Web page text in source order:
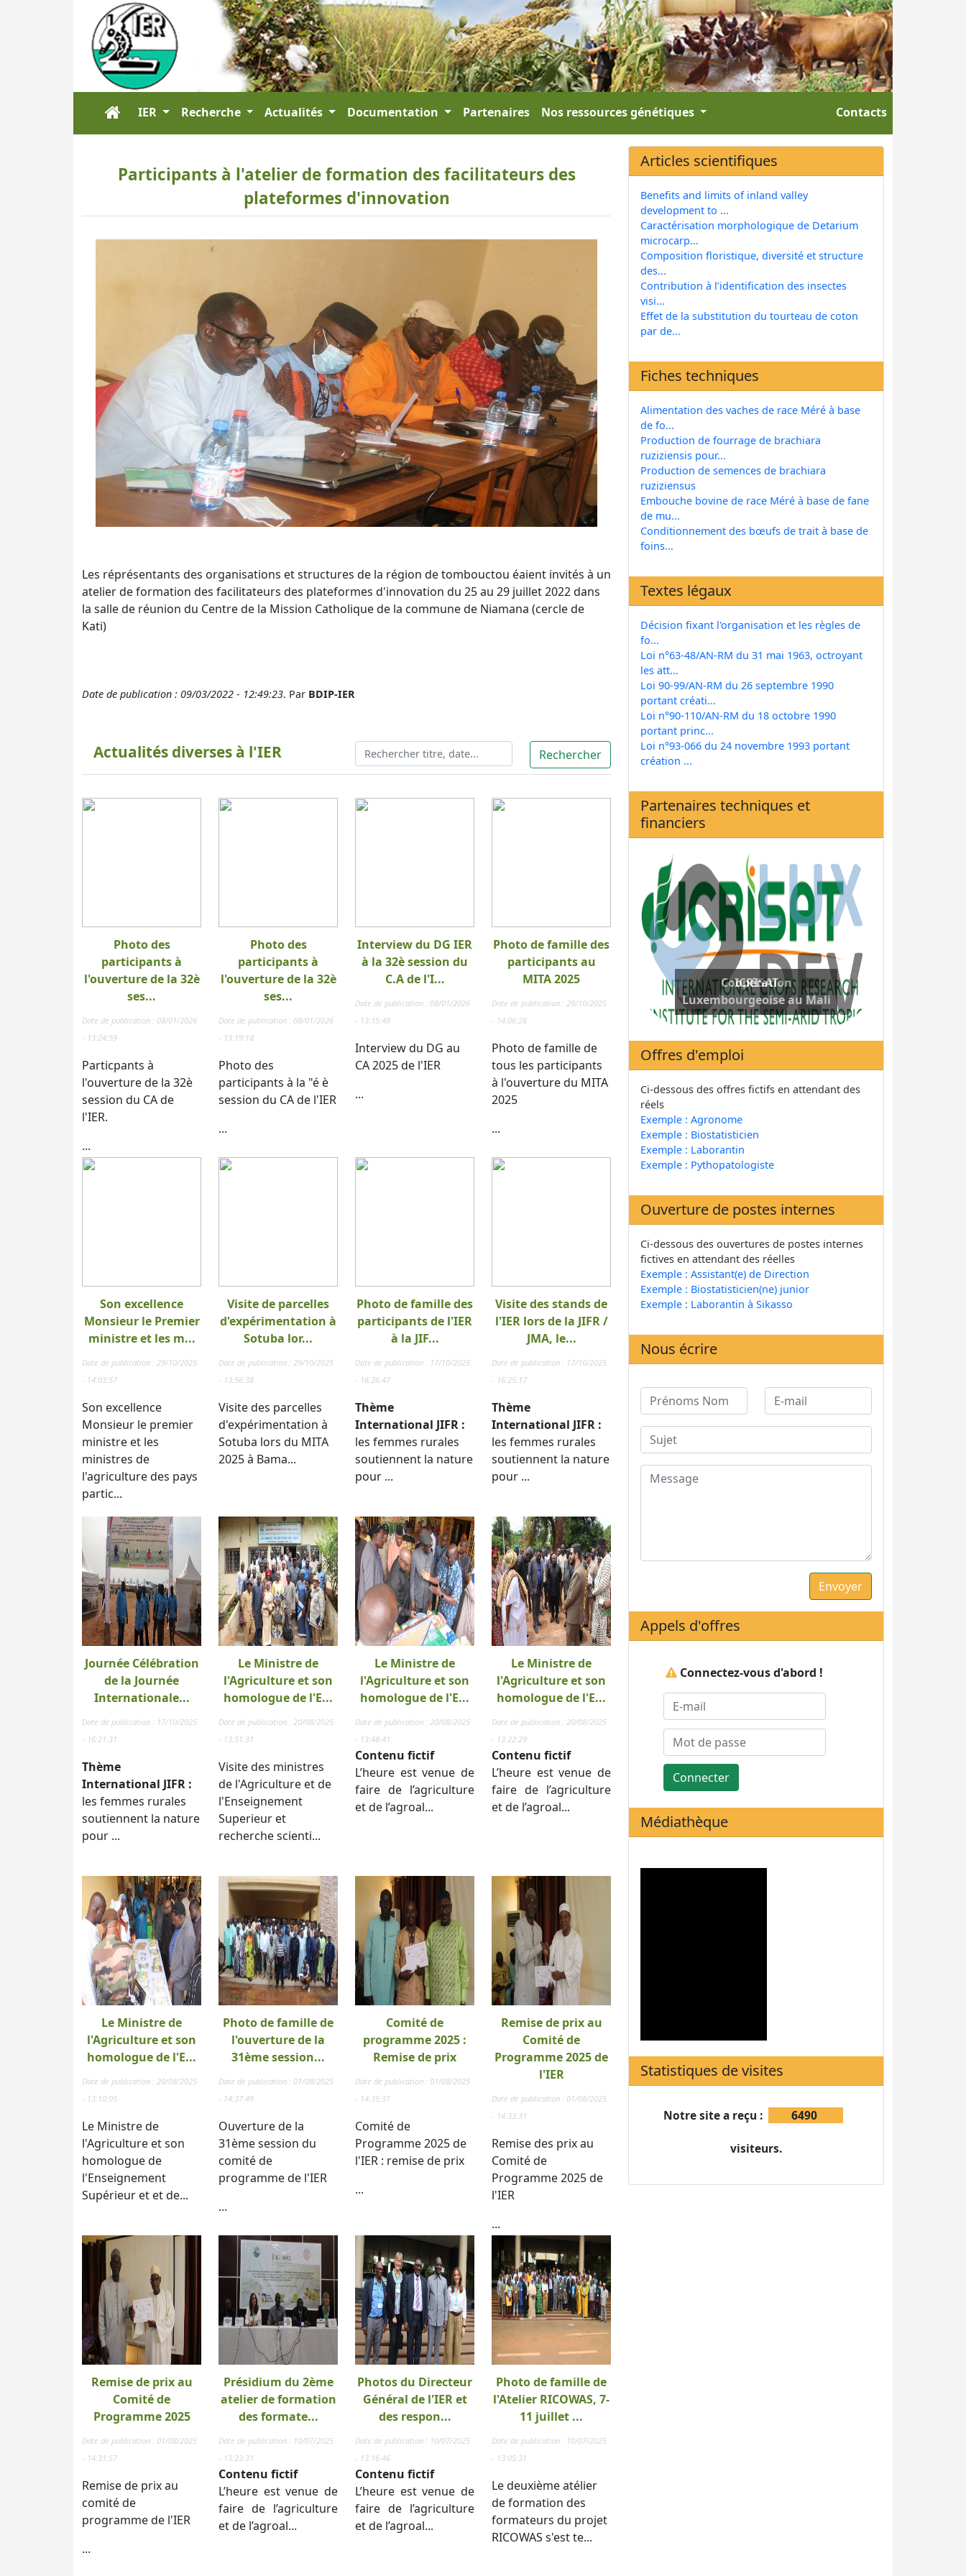
IER Recherche Actualités Documentation Partenaires Nos ressources génétiques Contacts
Participants à l'atelier de formation des facilitateurs des
plateformes d'innovation
Les réprésentants des organisations et structures de la région de tombouctou éaient invités à un
atelier de formation des facilitateurs des plateformes d'innovation du 25 au 29 juillet 2022 dans
la salle de réunion du Centre de la Mission Catholique de la commune de Niamana (cercle de
Kati)
Date de publication : 09/03/2022 - 12:49:23. Par BDIP-IER
Actualités diverses à l'IER
Photo des
participants à
l'ouverture de la 32è
ses...
Date de publication : 08/01/2026
- 13:24:59
Particpants à
l'ouverture de la 32è
session du CA de
l'IER.
...
Photo des
participants à
l'ouverture de la 32è
ses...
Date de publication : 08/01/2026
- 13:19:18
Photo des
participants à la "é è
session du CA de l'IER
...
Interview du DG IER
à la 32è session du
C.A de l'I...
Date de publication : 08/01/2026
- 13:15:49
Interview du DG au
CA 2025 de l'IER
...
Photo de famille des
participants au
MITA 2025
Date de publication : 29/10/2025
- 14:06:28
Photo de famille de
tous les participants
à l'ouverture du MITA
2025
...
Son excellence
Monsieur le Premier
ministre et les m...
Date de publication : 29/10/2025
- 14:03:57
Son excellence
Monsieur le premier
ministre et les
ministres de
l'agriculture des pays
partic...
Visite de parcelles
d'expérimentation à
Sotuba lor...
Date de publication : 29/10/2025
- 13:56:38
Visite des parcelles
d'expérimentation à
Sotuba lors du MITA
2025 à Bama...
Photo de famille des
participants de l'IER
à la JIF...
Date de publication : 17/10/2025
- 16:26:47
Thème
International JIFR :
les femmes rurales
soutiennent la nature
pour ...
Visite des stands de
l'IER lors de la JIFR /
JMA, le...
Date de publication : 17/10/2025
- 16:25:17
Thème
International JIFR :
les femmes rurales
soutiennent la nature
pour ...
Journée Célébration
de la Journée
Internationale...
Date de publication : 17/10/2025
- 16:21:31
Thème
International JIFR :
les femmes rurales
soutiennent la nature
pour ...
Le Ministre de
l'Agriculture et son
homologue de l'E...
Date de publication : 20/08/2025
- 13:51:31
Visite des ministres
de l'Agriculture et de
l'Enseignement
Superieur et
recherche scienti...
Le Ministre de
l'Agriculture et son
homologue de l'E...
Date de publication : 20/08/2025
- 13:48:41
Contenu fictif
L’heure est venue de
faire de l’agriculture
et de l’agroal...
Le Ministre de
l'Agriculture et son
homologue de l'E...
Date de publication : 20/08/2025
- 13:22:29
Contenu fictif
L’heure est venue de
faire de l’agriculture
et de l’agroal...
Le Ministre de
l'Agriculture et son
homologue de l'E...
Date de publication : 20/08/2025
- 13:10:05
Le Ministre de
l'Agriculture et son
homologue de
l'Enseignement
Supérieur et et de...
Photo de famille de
l'ouverture de la
31ème session...
Date de publication : 01/08/2025
- 14:37:49
Ouverture de la
31ème session du
comité de
programme de l'IER
...
Comité de
programme 2025 :
Remise de prix
Date de publication : 01/08/2025
- 14:35:31
Comité de
Programme 2025 de
l'IER : remise de prix
...
Remise de prix au
Comité de
Programme 2025 de
l'IER
Date de publication : 01/08/2025
- 14:33:31
Remise des prix au
Comité de
Programme 2025 de
l'IER
...
Remise de prix au
Comité de
Programme 2025
Date de publication : 01/08/2025
- 14:31:57
Remise de prix au
comité de
programme de l'IER
...
Présidium du 2ème
atelier de formation
des formate...
Date de publication : 10/07/2025
- 13:23:31
Contenu fictif
L’heure est venue de
faire de l’agriculture
et de l’agroal...
Photos du Directeur
Général de l'IER et
des respon...
Date de publication : 10/07/2025
- 13:16:46
Contenu fictif
L’heure est venue de
faire de l’agriculture
et de l’agroal...
Photo de famille de
l'Atelier RICOWAS, 7-
11 juillet ...
Date de publication : 10/07/2025
- 13:05:31
Le deuxième atélier
de formation des
formateurs du projet
RICOWAS s'est te...
Articles scientifiques
Benefits and limits of inland valley
development to ...
Caractérisation morphologique de Detarium
microcarp...
Composition floristique, diversité et structure
des...
Contribution à l’identification des insectes
visi...
Effet de la substitution du tourteau de coton
par de...
Fiches techniques
Alimentation des vaches de race Méré à base
de fo...
Production de fourrage de brachiara
ruziziensis pour...
Production de semences de brachiara
ruziziensus
Embouche bovine de race Méré à base de fane
de mu...
Conditionnement des bœufs de trait à base de
foins...
Textes légaux
Décision fixant l'organisation et les règles de
fo...
Loi n°63-48/AN-RM du 31 mai 1963, octroyant
les att...
Loi 90-99/AN-RM du 26 septembre 1990
portant créati...
Loi n°90-110/AN-RM du 18 octobre 1990
portant princ...
Loi n°93-066 du 24 novembre 1993 portant
création ...
Partenaires techniques et
financiers
Coopération
Luxembourgeoise au Mali
Offres d'emploi
Ci-dessous des offres fictifs en attendant des
réels
Exemple : Agronome
Exemple : Biostatisticien
Exemple : Laborantin
Exemple : Pythopatologiste
Ouverture de postes internes
Ci-dessous des ouvertures de postes internes
fictives en attendant des réelles
Exemple : Assistant(e) de Direction
Exemple : Biostatisticien(ne) junior
Exemple : Laborantin à Sikasso
Nous écrire
Appels d'offres
Connectez-vous d'abord !
Connecter
Médiathèque